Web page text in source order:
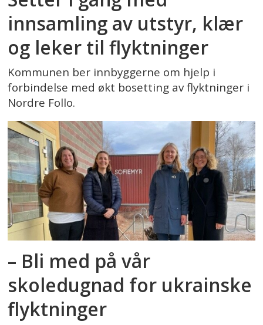
innsamling av utstyr, klær
og leker til flyktninger
Kommunen ber innbyggerne om hjelp i
forbindelse med økt bosetting av flyktninger i
Nordre Follo.
– Bli med på vår
skoledugnad for ukrainske
flyktninger